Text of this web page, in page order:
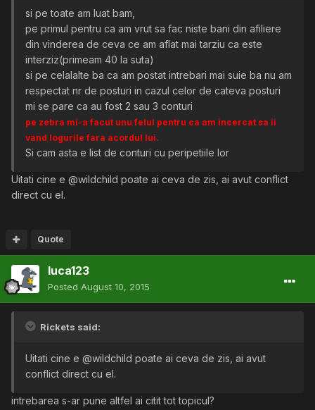
si pe toate am luat bam,
pe primul pentru ca am vrut sa fac niste bani din afiliere
din vinderea de ceva ce am aflat mai tarziu ca este
interziz(primeam 40 la suta)
si pe celalalte ba ca am postat intrebari mai suie ba nu am
respectat nr de posturi in cazul celor de cateva posturi
mi se pare ca au fost 2 sau 3 conturi
pe zebra mi-a facut unu felul pentru ca am incercat sa ii
vand logurile fara acordul lui.
Si cam asta e list de conturi cu peripetiile lor
Uitati cine e @wildchild poate ai ceva de zis, ai avut conflict
direct cu el.
Quote
luca123
Posted August 10, 2015
Rickets said:
Uitati cine e @wildchild poate ai ceva de zis, ai avut
conflict direct cu el.
intrebarea s-ar pune altfel ai citit tot topicul?